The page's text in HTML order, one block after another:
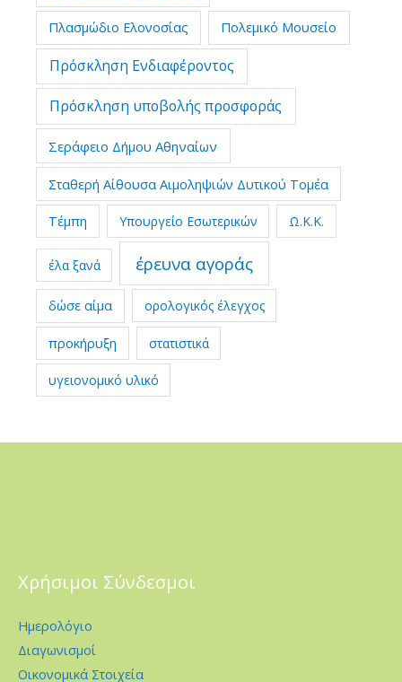
Πλασμώδιο Ελονοσίας Πολεμικό Μουσείο
Πρόσκληση Ενδιαφέροντος
Πρόσκληση υποβολής προσφοράς
Σεράφειο Δήμου Αθηναίων
Σταθερή Αίθουσα Αιμοληψιών Δυτικού Τομέα
Τέμπη Υπουργείο Εσωτερικών Ω.Κ.Κ.
έλα ξανά έρευνα αγοράς
δώσε αίμα ορολογικός έλεγχος
προκήρυξη στατιστικά
υγειονομικό υλικό
Χρήσιμοι Σύνδεσμοι
Ημερολόγιο
Διαγωνισμοί
Οικονομικά Στοιχεία